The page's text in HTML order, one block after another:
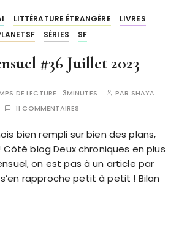
LITTÉRATURE ÉTRANGÈRE
LIVRES
SÉRIES SF
#36 Juillet 2023
DE LECTURE : 3MINUTES PAR SHAYA
11 COMMENTAIRES
bien rempli sur bien des plans,
Côté blog Deux chroniques en plus
on est pas à un article par
rapproche petit à petit ! Bilan